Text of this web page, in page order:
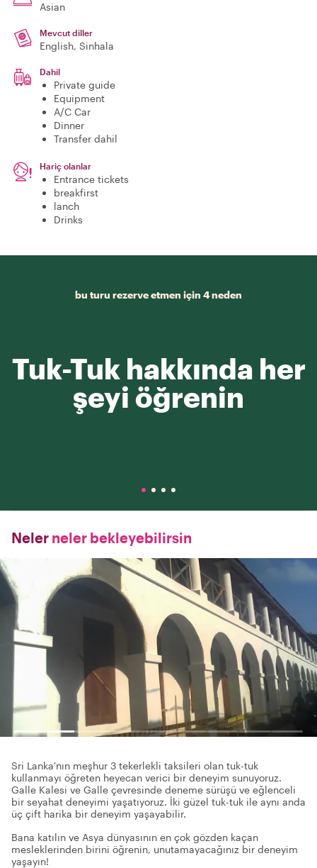
Asian
Mevcut diller
English, Sinhala
Dahil
Private guide
Equipment
A/C Car
Dinner
Transfer dahil
Hariç olanlar
Entrance tickets
breakfirst
lanch
Drinks
bu turu rezerve etmen için 4 neden
Tuk-Tuk hakkında her
şeyi öğrenin
Neler neler bekleyebilirsin
Sri Lanka'nın meşhur 3 tekerlekli taksileri olan tuk-tuk
kullanmayı öğreten heyecan verici bir deneyim sunuyoruz.
Galle Kalesi ve Galle çevresinde deneme sürüşü ve eğlenceli
bir seyahat deneyimi yaşatıyoruz. İki güzel tuk-tuk ile aynı anda
üç çift harika bir deneyim yaşayabilir.
Bana katılın ve Asya dünyasının en çok gözden kaçan
mesleklerinden birini öğrenin, unutamayacağınız bir deneyim
yaşayın!